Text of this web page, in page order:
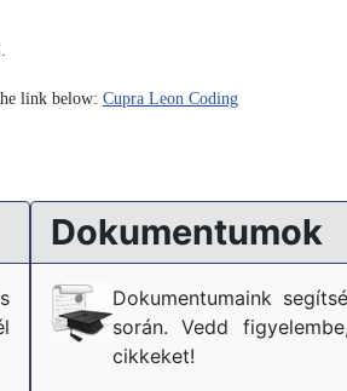
link below: Cupra Leon Coding
Dokumentumok
Dokumentumaink
során. Vedd
cikkeket!